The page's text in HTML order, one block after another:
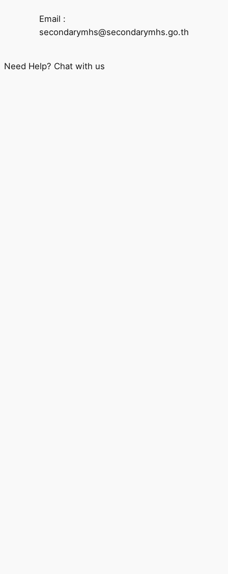
Email :
secondarymhs@secondarymhs.go.th
Need Help? Chat with us